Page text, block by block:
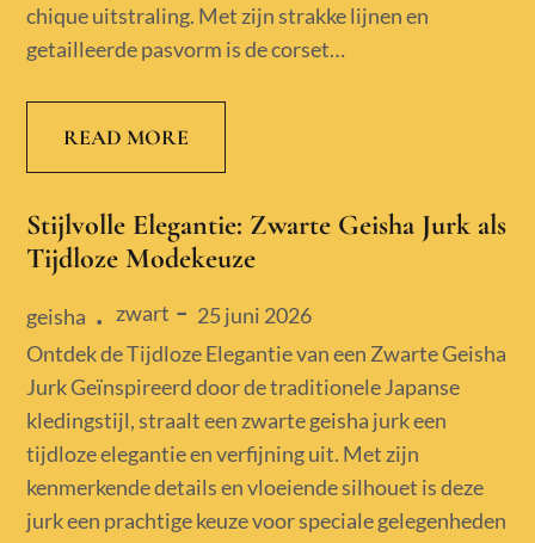
chique uitstraling. Met zijn strakke lijnen en
getailleerde pasvorm is de corset…
READ MORE
Stijlvolle Elegantie: Zwarte Geisha Jurk als
Tijdloze Modekeuze
geisha zwart
Posted
on
25 juni 2026
Ontdek de Tijdloze Elegantie van een Zwarte Geisha
Jurk Geïnspireerd door de traditionele Japanse
kledingstijl, straalt een zwarte geisha jurk een
tijdloze elegantie en verfijning uit. Met zijn
kenmerkende details en vloeiende silhouet is deze
jurk een prachtige keuze voor speciale gelegenheden